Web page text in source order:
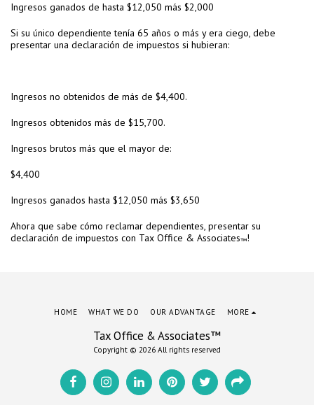
Ingresos ganados de hasta $12,050 más $2,000
Si su único dependiente tenía 65 años o más y era ciego, debe
presentar una declaración de impuestos si hubieran:
Ingresos no obtenidos de más de $4,400.
Ingresos obtenidos más de $15,700.
Ingresos brutos más que el mayor de:
$4,400
Ingresos ganados hasta $12,050 más $3,650
Ahora que sabe cómo reclamar dependientes, presentar su
declaración de impuestos con Tax Office & Associates™!
Tax Office & Associates™
Copyright © 2026 All rights reserved
HOME WHAT WE DO OUR ADVANTAGE MORE